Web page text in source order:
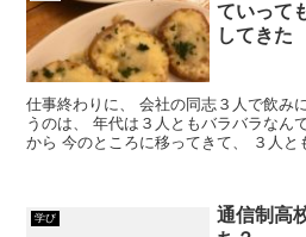
ていって
してきた
仕事終わりに、 会社の同志３人で飲みに行きまし
うのは、 年代は３人ともバラバラなん
から 今のところに移ってきて、 ３人と
学び
通信制高